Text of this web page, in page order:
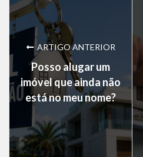
ARTIGO ANTERIOR
Posso alugar um
imóvel que ainda não
está no meu nome?